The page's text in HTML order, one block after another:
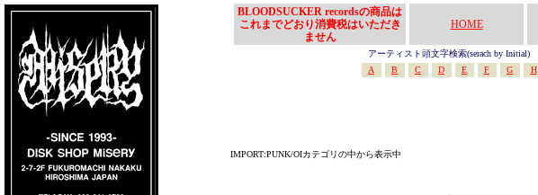
BLOODSUCKER recordsの商品は
これまでどおり消費税はいただき
ません
HOME
アーティスト頭文字検索(serach by Initial)
A
B C D E F G H
IMPORT:PUNK/OIカテゴリの中から表示中